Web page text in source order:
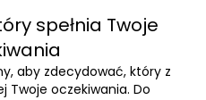
spełnia Twoje
aby zdecydować, który z
Twoje oczekiwania. Do